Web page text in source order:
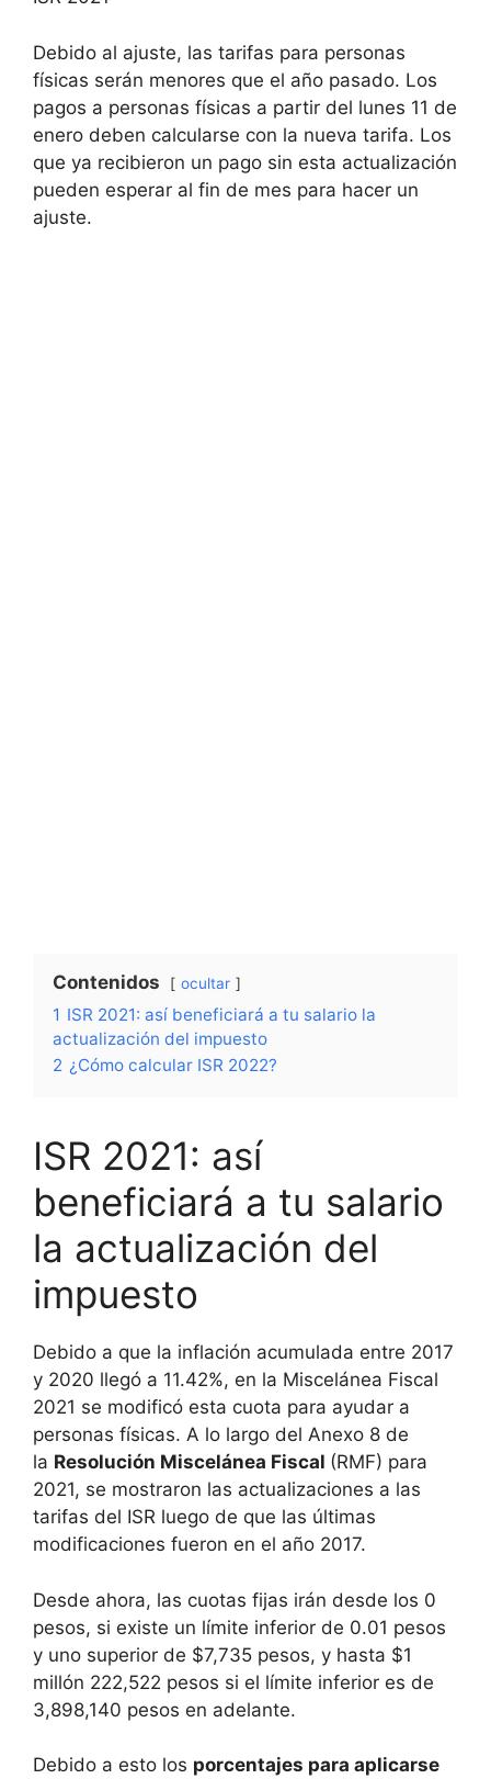
Debido al ajuste, las tarifas para personas
físicas serán menores que el año pasado. Los
pagos a personas físicas a partir del lunes 11 de
enero deben calcularse con la nueva tarifa. Los
que ya recibieron un pago sin esta actualización
pueden esperar al fin de mes para hacer un
ajuste.
Contenidos ocultar
1 ISR 2021: así beneficiará a tu salario la
actualización del impuesto
2 ¿Cómo calcular ISR 2022?
ISR 2021: así
beneficiará a tu salario
la actualización del
impuesto
Debido a que la inflación acumulada entre 2017
y 2020 llegó a 11.42%, en la Miscelánea Fiscal
2021 se modificó esta cuota para ayudar a
personas físicas. A lo largo del Anexo 8 de
la Resolución Miscelánea Fiscal (RMF) para
2021, se mostraron las actualizaciones a las
tarifas del ISR luego de que las últimas
modificaciones fueron en el año 2017.
Desde ahora, las cuotas fijas irán desde los 0
pesos, si existe un límite inferior de 0.01 pesos
y uno superior de $7,735 pesos, y hasta $1
millón 222,522 pesos si el límite inferior es de
3,898,140 pesos en adelante.
Debido a esto los porcentajes para aplicarse